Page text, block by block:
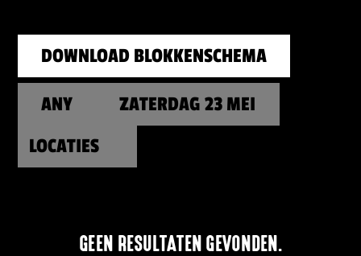
DOWNLOAD BLOKKENSCHEMA
ANY ZATERDAG 23 MEI
GEEN RESULTATEN GEVONDEN.